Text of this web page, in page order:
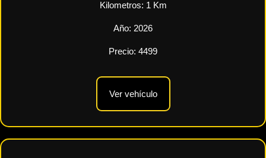
Kilometros: 1 Km
Año: 2026
Precio: 4499
Ver vehículo